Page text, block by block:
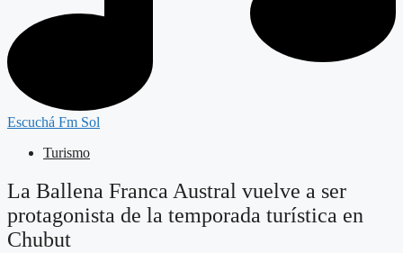
Escuchá Fm Sol
Turismo
La Ballena Franca Austral vuelve a ser
protagonista de la temporada turística en
Chubut